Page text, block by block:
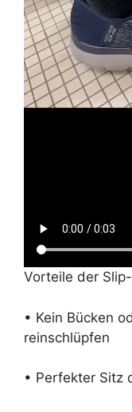
Vorteile der
• Kein Bücken
reinschlüpfen
• Perfekter Sitz